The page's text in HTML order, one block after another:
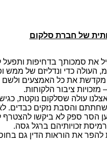
של חברת סלקום
את סמכותך בדחיפות ותפעל
כדי ונדליזם של ממש
את כל האמצעים ולשם
ציבור הלקוחות.
עולה שסלקום נוקטת,
והסבת נזקים כבדים. לא
הסר ספק לא ביקשו להצטרף
זכויותיהם ברגל גסה.
את הוראות הדין גם